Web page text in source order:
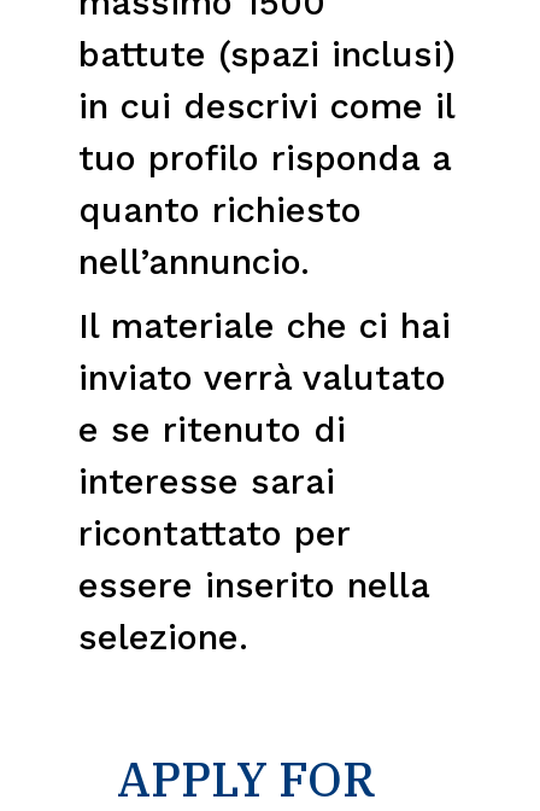
battute (spazi inclusi)
in cui descrivi come il
tuo profilo risponda a
quanto richiesto
nell’annuncio.
Il materiale che ci hai
inviato verrà valutato
e se ritenuto di
interesse sarai
ricontattato per
essere inserito nella
selezione.
APPLY FOR